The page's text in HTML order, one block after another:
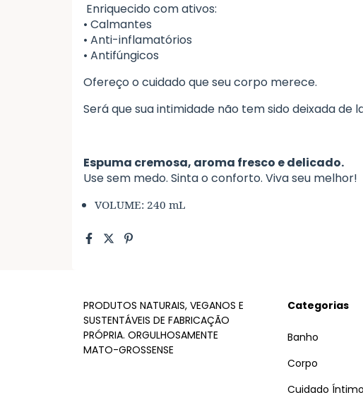
Enriquecido com ativos:
• Calmantes
• Anti-inflamatórios
• Antifúngicos
Ofereço o cuidado que seu corpo merece.
Será que sua intimidade não tem sido deixada de
Espuma cremosa, aroma fresco e delicado.
Use sem medo. Sinta o conforto. Viva seu melhor!
VOLUME: 240 mL
PRODUTOS NATURAIS, VEGANOS E
SUSTENTÁVEIS DE FABRICAÇÃO
PRÓPRIA. ORGULHOSAMENTE
MATO-GROSSENSE
Categorias
Banho
Corpo
Cuidado Íntimo